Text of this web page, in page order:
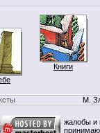
Книги
М.
жалобы и